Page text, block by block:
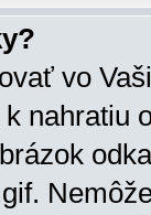
vo
nahratiu